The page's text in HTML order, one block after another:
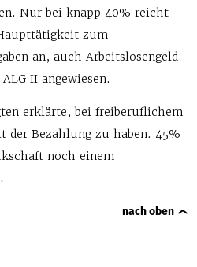
Nur bei knapp 40% reicht
zum
an, auch Arbeitslosengeld
II angewiesen.
erklärte, bei freiberuflichem
der Bezahlung zu haben. 45%
noch einem
nach oben